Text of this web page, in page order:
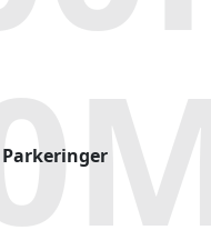
Parkeringer